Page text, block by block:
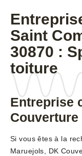
Saint
30870 :
toiture
Entreprise
Couverture
Si vous êtes à la
Maruejols, DK